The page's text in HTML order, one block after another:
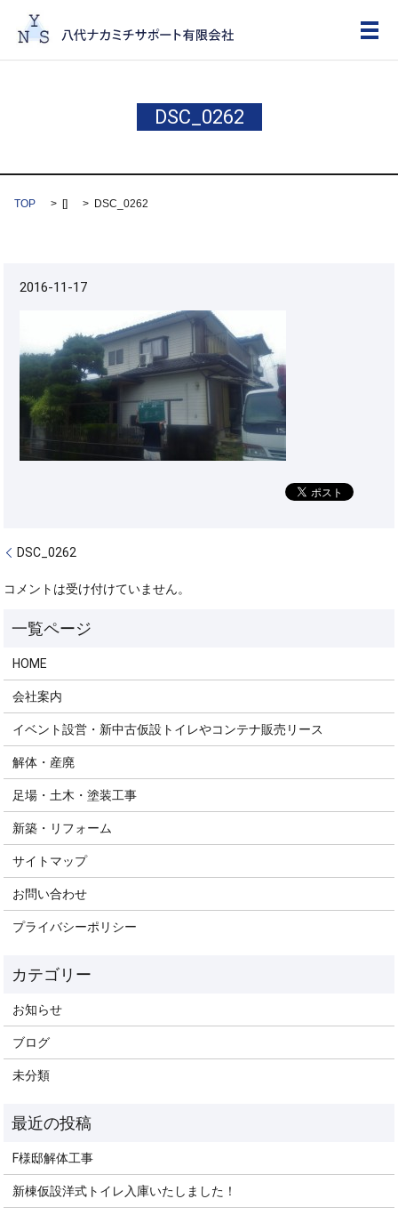
メ
DSC_0262
TOP [] DSC_0262
2016-11-17
DSC_0262
コメントは受け付けていません。
HOME
会社案内
イベント設営・新中古仮設トイレやコンテナ販売リース
解体・産廃
足場・土木・塗装工事
新築・リフォーム
サイトマップ
お問い合わせ
プライバシーポリシー
お知らせ
ブログ
未分類
F様邸解体工事
新棟仮設洋式トイレ入庫いたしました！